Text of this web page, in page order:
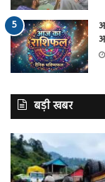
बड़ी खबर